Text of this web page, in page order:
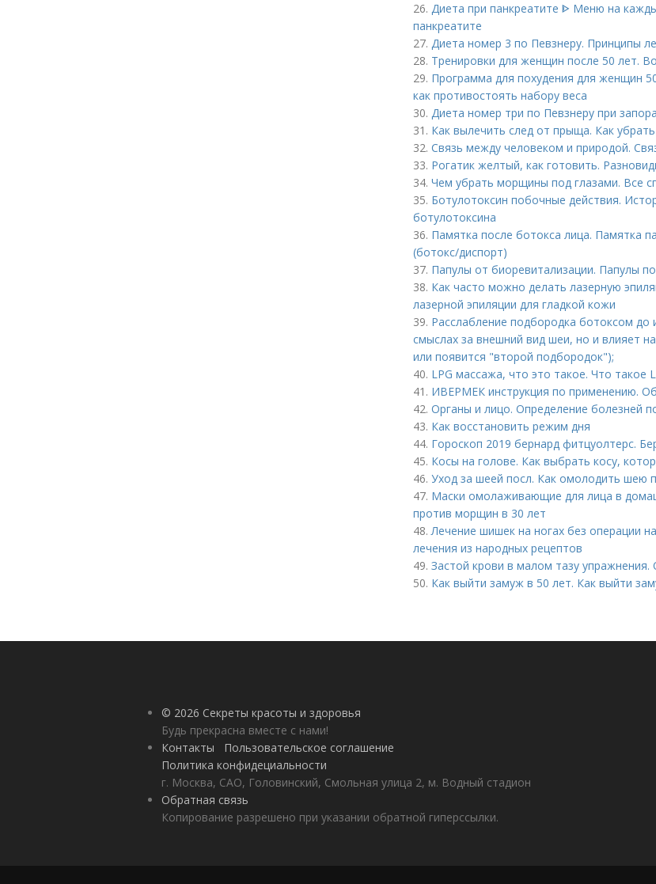
26. Диета при панкреатите ᐈ Меню на
панкреатите
27. Диета номер 3 по Певзнеру. Принципы
28. Тренировки для женщин после 50 лет.
29. Программа для похудения для женщин
как противостоять набору веса
30. Диета номер три по Певзнеру при
31. Как вылечить след от прыща. Как
32. Связь между человеком и природой.
33. Рогатик желтый, как готовить.
34. Чем убрать морщины под глазами. Все
35. Ботулотоксин побочные действия.
ботулотоксина
36. Памятка после ботокса лица. Памятка
(ботокс/диспорт)
37. Папулы от биоревитализации. Папулы
38. Как часто можно делать лазерную
лазерной эпиляции для гладкой кожи
39. Расслабление подбородка ботоксом до
смыслах за внешний вид шеи, но и влияет
или появится "второй подбородок");
40. LPG массажа, что это такое. Что такое
41. ИВЕРМЕК инструкция по применению.
42. Органы и лицо. Определение болезней
43. Как восстановить режим дня
44. Гороскоп 2019 бернард фитцуолтерс.
45. Косы на голове. Как выбрать косу,
46. Уход за шеей посл. Как омолодить шею
47. Маски омолаживающие для лица в
против морщин в 30 лет
48.Лечение шишек на ногах без операции
лечения из народных рецептов
49. Застой крови в малом тазу
50. Как выйти замуж в 50 лет. Как выйти
© 2026 Секреты красоты и здоровья
Будь прекрасна вместе с нами!
Контакты
Пользовательское соглашение
Политика конфидециальности
г. Москва, САО, Головинский, Смольная улица 2, м. Водный стадион
Обратная связь
Копирование разрешено при указании обратной гиперссылки.